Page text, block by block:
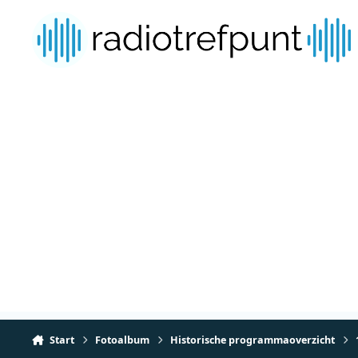
Start Fotoalbum Historische programmaoverzicht